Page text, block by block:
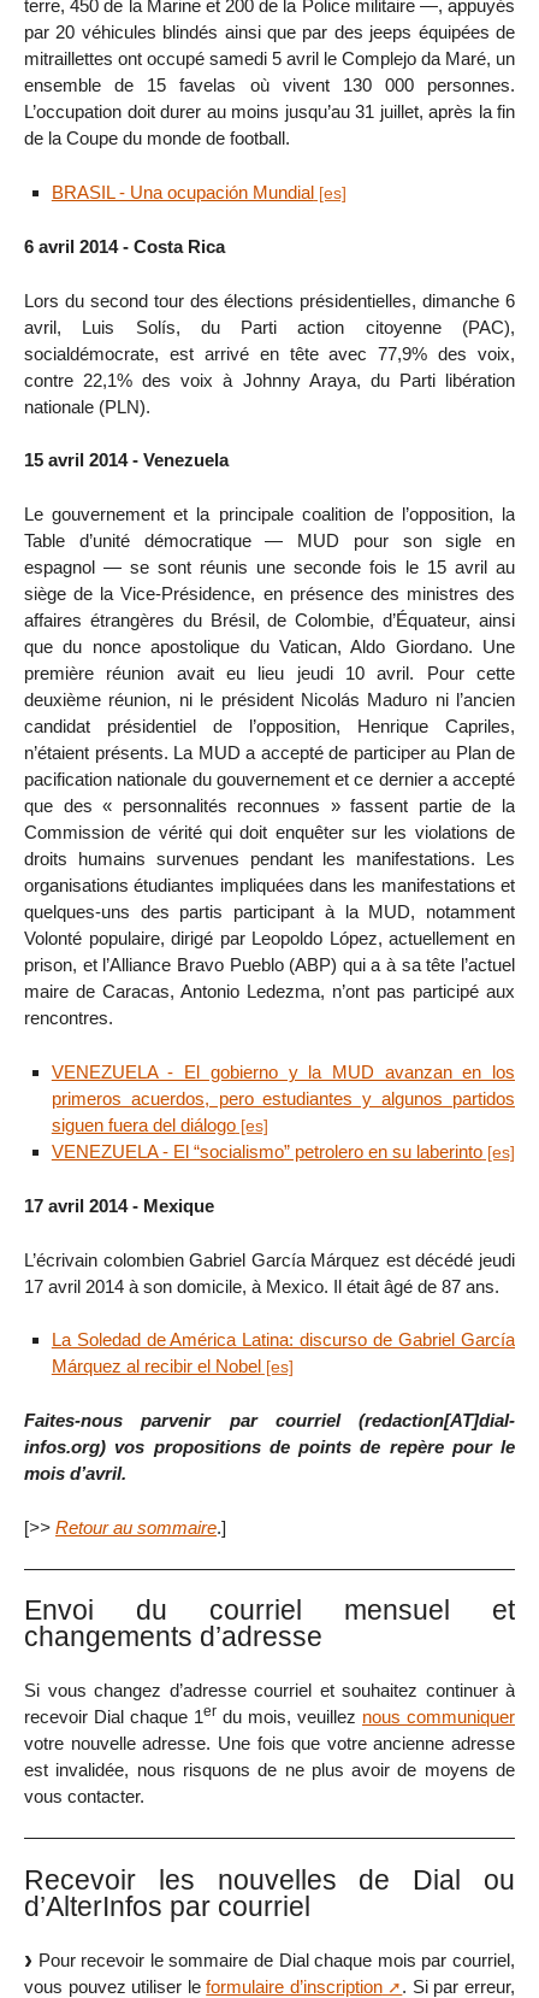
terre, 450 de la Marine et 200 de la Police militaire —, appuyés
par 20 véhicules blindés ainsi que par des jeeps équipées de
mitraillettes ont occupé samedi 5 avril le Complejo da Maré, un
ensemble de 15 favelas où vivent 130 000 personnes.
L’occupation doit durer au moins jusqu’au 31 juillet, après la fin
de la Coupe du monde de football.
BRASIL - Una ocupación Mundial
6 avril 2014 - Costa Rica
Lors du second tour des élections présidentielles, dimanche 6
avril, Luis Solís, du Parti action citoyenne (PAC),
socialdémocrate, est arrivé en tête avec 77,9% des voix,
contre 22,1% des voix à Johnny Araya, du Parti libération
nationale (PLN).
15 avril 2014 - Venezuela
Le gouvernement et la principale coalition de l’opposition, la
Table d’unité démocratique — MUD pour son sigle en
espagnol — se sont réunis une seconde fois le 15 avril au
siège de la Vice-Présidence, en présence des ministres des
affaires étrangères du Brésil, de Colombie, d’Équateur, ainsi
que du nonce apostolique du Vatican, Aldo Giordano. Une
première réunion avait eu lieu jeudi 10 avril. Pour cette
deuxième réunion, ni le président Nicolás Maduro ni l’ancien
candidat présidentiel de l’opposition, Henrique Capriles,
n’étaient présents. La MUD a accepté de participer au Plan de
pacification nationale du gouvernement et ce dernier a accepté
que des « personnalités reconnues » fassent partie de la
Commission de vérité qui doit enquêter sur les violations de
droits humains survenues pendant les manifestations. Les
organisations étudiantes impliquées dans les manifestations et
quelques-uns des partis participant à la MUD, notamment
Volonté populaire, dirigé par Leopoldo López, actuellement en
prison, et l’Alliance Bravo Pueblo (ABP) qui a à sa tête l’actuel
maire de Caracas, Antonio Ledezma, n’ont pas participé aux
rencontres.
VENEZUELA - El gobierno y la MUD avanzan en los
primeros acuerdos, pero estudiantes y algunos partidos
siguen fuera del diálogo
VENEZUELA - El “socialismo” petrolero en su laberinto
17 avril 2014 - Mexique
L’écrivain colombien Gabriel García Márquez est décédé jeudi
17 avril 2014 à son domicile, à Mexico. Il était âgé de 87 ans.
La Soledad de América Latina: discurso de Gabriel García
Márquez al recibir el Nobel
Faites-nous parvenir par courriel (redaction[AT]dial-
infos.org) vos propositions de points de repère pour le
mois d’avril.
[>> Retour au sommaire.]
Envoi du courriel mensuel et
changements d’adresse
Si vous changez d’adresse courriel et souhaitez continuer à
recevoir Dial chaque 1er du mois, veuillez nous communiquer
votre nouvelle adresse. Une fois que votre ancienne adresse
est invalidée, nous risquons de ne plus avoir de moyens de
vous contacter.
Recevoir les nouvelles de Dial ou
d’AlterInfos par courriel
Pour recevoir le sommaire de Dial chaque mois par courriel,
vous pouvez utiliser leformulaire d’inscription
. Si par erreur,